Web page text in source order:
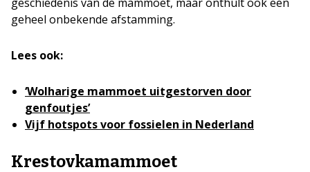
geheel onbekende afstamming.
Lees ook:
‘Wolharige mammoet uitgestorven door
genfoutjes’
Vijf hotspots voor fossielen in Nederland
Krestovkamammoet